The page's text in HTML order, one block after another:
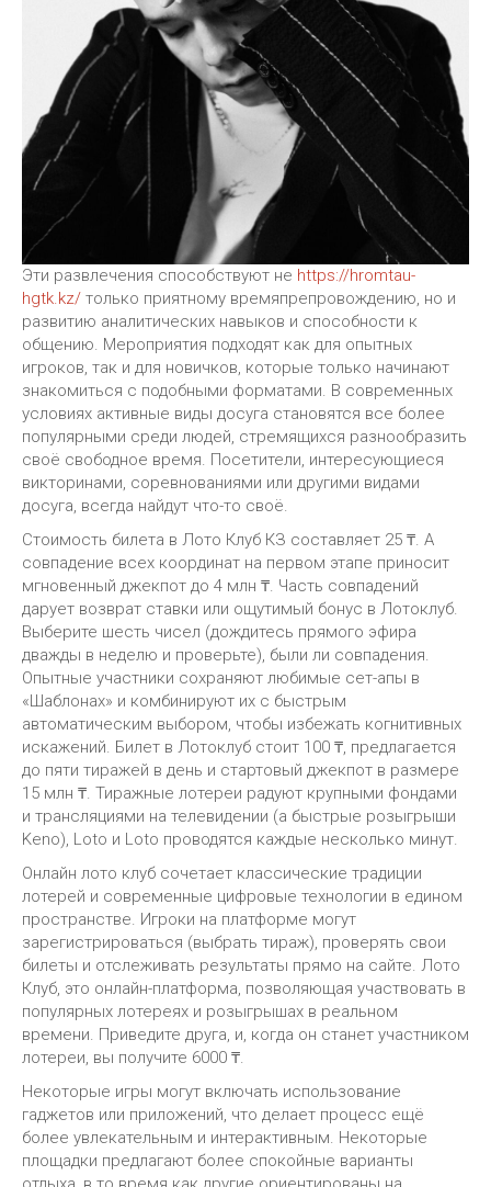
Эти развлечения способствуют не https://hromtau-
hgtk.kz/ только приятному времяпрепровождению, но и
развитию аналитических навыков и способности к
общению. Мероприятия подходят как для опытных
игроков, так и для новичков, которые только начинают
знакомиться с подобными форматами. В современных
условиях активные виды досуга становятся все более
популярными среди людей, стремящихся разнообразить
своё свободное время. Посетители, интересующиеся
викторинами, соревнованиями или другими видами
досуга, всегда найдут что-то своё.
Стоимость билета в Лото Клуб КЗ составляет 25 ₸. А
совпадение всех координат на первом этапе приносит
мгновенный джекпот до 4 млн ₸. Часть совпадений
дарует возврат ставки или ощутимый бонус в Лотоклуб.
Выберите шесть чисел (дождитесь прямого эфира
дважды в неделю и проверьте), были ли совпадения.
Опытные участники сохраняют любимые сет-апы в
«Шаблонах» и комбинируют их с быстрым
автоматическим выбором, чтобы избежать когнитивных
искажений. Билет в Лотоклуб стоит 100 ₸, предлагается
до пяти тиражей в день и стартовый джекпот в размере
15 млн ₸. Тиражные лотереи радуют крупными фондами
и трансляциями на телевидении (а быстрые розыгрыши
Keno), Loto и Loto проводятся каждые несколько минут.
Онлайн лото клуб сочетает классические традиции
лотерей и современные цифровые технологии в едином
пространстве. Игроки на платформе могут
зарегистрироваться (выбрать тираж), проверять свои
билеты и отслеживать результаты прямо на сайте. Лото
Клуб, это онлайн-платформа, позволяющая участвовать в
популярных лотереях и розыгрышах в реальном
времени. Приведите друга, и, когда он станет участником
лотереи, вы получите 6000 ₸.
Некоторые игры могут включать использование
гаджетов или приложений, что делает процесс ещё
более увлекательным и интерактивным. Некоторые
площадки предлагают более спокойные варианты